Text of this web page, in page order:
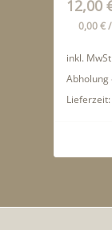
12,00
0,00€/
inkl. MwSt.
Abholung
Lieferzeit: